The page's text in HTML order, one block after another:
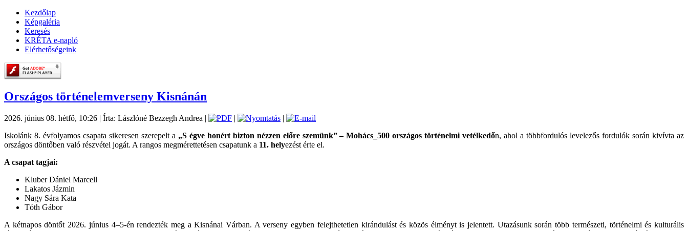
Kezdőlap
Képgaléria
Keresés
KRÉTA e-napló
Elérhetőségeink
Országos történelemverseny Kisnánán
2026. június 08. hétfő, 10:26 | Írta: Lászlóné Bezzegh Andrea | |
|
Iskolánk 8. évfolyamos csapata sikeresen szerepelt a „S égve honért bizton nézzen előre szemünk” – Mohács_500 országos történelmi vetélkedőn, ahol a többfordulós levelezős fordulók során kivívta az
országos döntőben való részvétel jogát. A rangos megmérettetésen csapatunk a 11. helyezést érte el.
A csapat tagjai:
Kluber Dániel Marcell
Lakatos Jázmin
Nagy Sára Kata
Tóth Gábor
A kétnapos döntőt 2026. június 4–5-én rendezték meg a Kisnánai Várban. A verseny egyben felejthetetlen kirándulást és közös élményt is jelentett. Utazásunk során több természeti, történelmi és kulturális